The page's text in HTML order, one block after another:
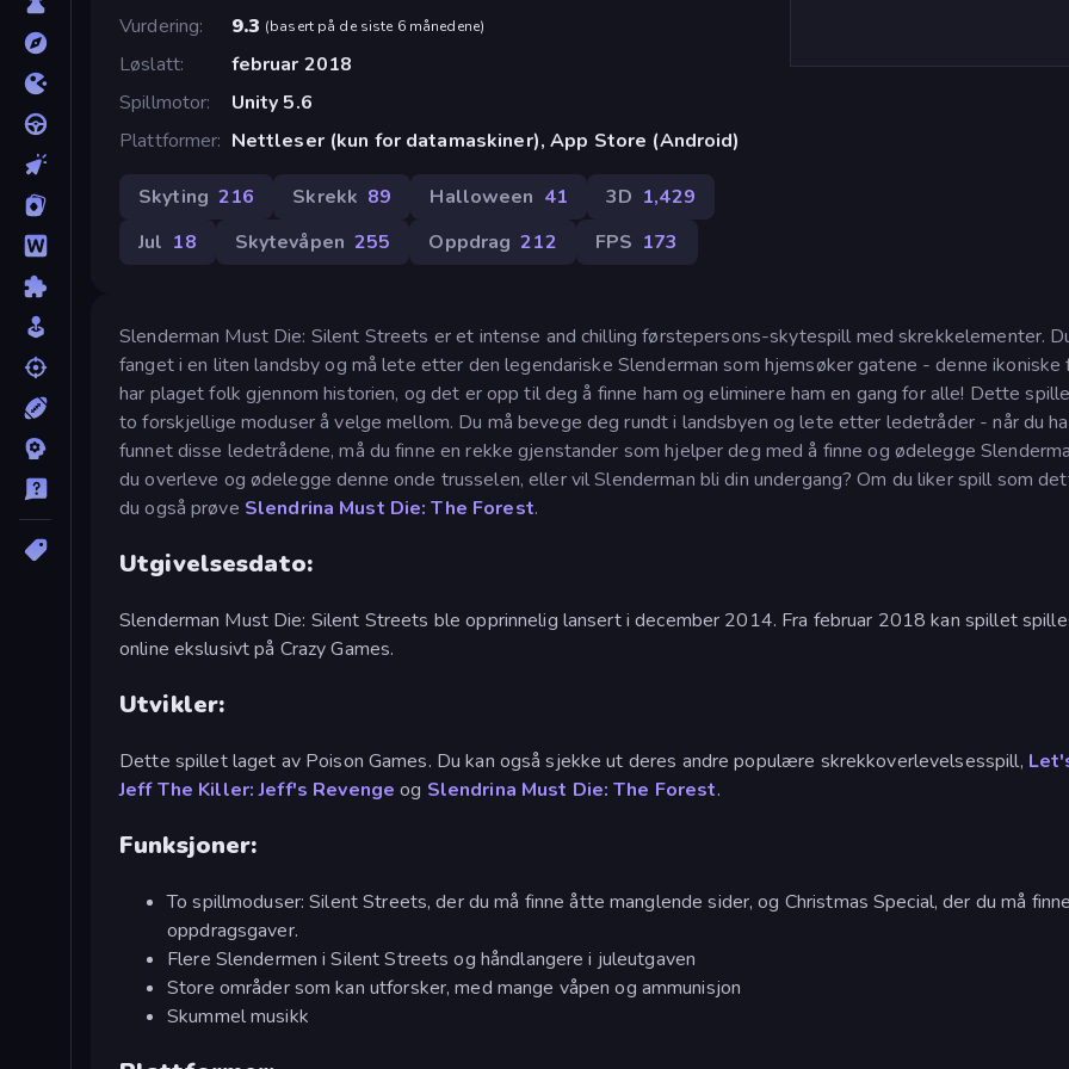
Vurdering
9.3 (basert på de siste 6 månedene)
Løslatt
februar 2018
Spillmotor
Unity 5.6
Plattformer Nettleser (kun for datamaskiner), App Store (Android)
Skyting 216 Skrekk 89 Halloween 41 3D 1,429
Jul 18 Skytevåpen 255 Oppdrag 212 FPS 173
Slenderman Must Die: Silent Streets er et intense and chilling førstepersons-skytespill med skrekkelementer.
fanget i en liten landsby og må lete etter den legendariske Slenderman som hjemsøker gatene - denne ikoniske
har plaget folk gjennom historien, og det er opp til deg å finne ham og eliminere ham en gang for alle! Dette
to forskjellige moduser å velge mellom. Du må bevege deg rundt i landsbyen og lete etter ledetråder - når du
funnet disse ledetrådene, må du finne en rekke gjenstander som hjelper deg med å finne og ødelegge
du overleve og ødelegge denne onde trusselen, eller vil Slenderman bli din undergang? Om du liker spill som
du også prøve Slendrina Must Die: The Forest.
Utgivelsesdato:
Slenderman Must Die: Silent Streets ble opprinnelig lansert i december 2014. Fra februar 2018 kan spillet
online ekslusivt på Crazy Games.
Utvikler:
Dette spillet laget av Poison Games. Du kan også sjekke ut deres andre populære skrekkoverlevelsesspill,
Jeff The Killer: Jeff's Revenge og Slendrina Must Die: The Forest.
Funksjoner:
To spillmoduser: Silent Streets, der du må finne åtte manglende sider, og Christmas Special, der du må
oppdragsgaver.
Flere Slendermen i Silent Streets og håndlangere i juleutgaven
Store områder som kan utforsker, med mange våpen og ammunisjon
Skummel musikk